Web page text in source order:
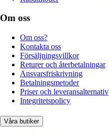
Om oss
Om oss?
Kontakta oss
Försäljningsvillkor
Returer och återbetalningar
Ansvarsfriskrivning
Betalningsmetoder
Priser och leveransalternativ
Integritetspolicy
Våra butiker